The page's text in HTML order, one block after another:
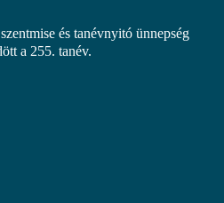
és tanévnyitó ünnepség
a 255. tanév.